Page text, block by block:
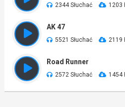
2344 Słuchać 1203
AK 47
5521 Słuchać 2119
Road Runner
2572 Słuchać 1454